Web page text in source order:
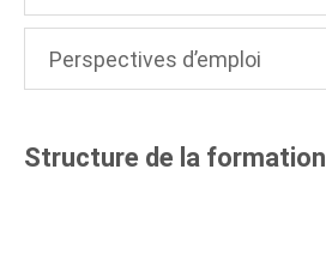
Perspectives d’emploi
Structure de la formation